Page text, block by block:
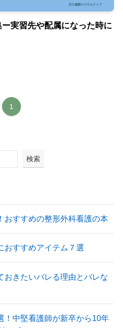
実習先や配属になった時に
1
検索
おすすめの整形外科看護の本
おすすめアイテム７選
おきたいバレる理由とバレな
！中堅看護師が新卒から10年